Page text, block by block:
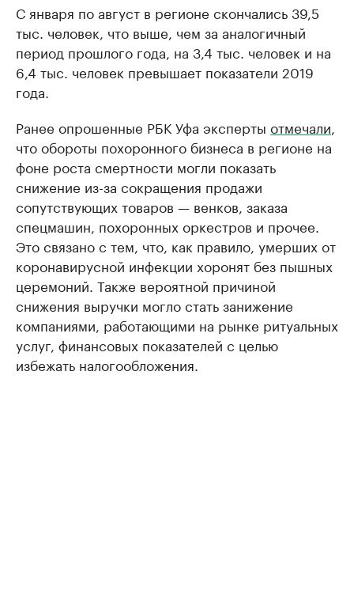
С января по август в регионе скончались 39,5
тыс. человек, что выше, чем за аналогичный
период прошлого года, на 3,4 тыс. человек и на
6,4 тыс. человек превышает показатели 2019
года.
Ранее опрошенные РБК Уфа эксперты отмечали
что обороты похоронного бизнеса в регионе на
фоне роста смертности могли показать
снижение из-за сокращения продажи
сопутствующих товаров — венков, заказа
спецмашин, похоронных оркестров и прочее.
Это связано с тем, что, как правило, умерших от
коронавирусной инфекции хоронят без пышных
церемоний. Также вероятной причиной
снижения выручки могло стать занижение
компаниями, работающими на рынке ритуальных
услуг, финансовых показателей с целью
избежать налогообложения.